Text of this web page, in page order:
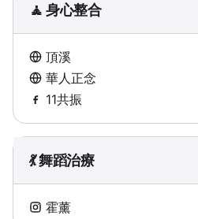
🧘 身心整合
頂溪
華人正念
11共振
💃 舞蹈治療
霍薰